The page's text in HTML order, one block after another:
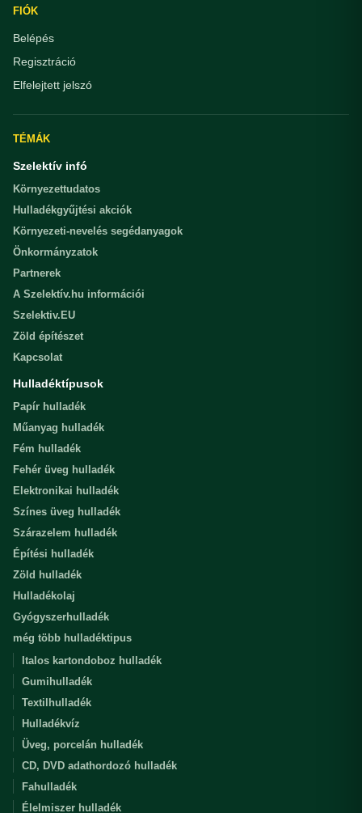
FIÓK
Belépés
Regisztráció
Elfelejtett jelszó
TÉMÁK
Szelektív infó
Környezettudatos
Hulladékgyűjtési akciók
Környezeti-nevelés segédanyagok
Önkormányzatok
Partnerek
A Szelektív.hu információi
Szelektiv.EU
Zöld építészet
Kapcsolat
Hulladéktípusok
Papír hulladék
Műanyag hulladék
Fém hulladék
Fehér üveg hulladék
Elektronikai hulladék
Színes üveg hulladék
Szárazelem hulladék
Építési hulladék
Zöld hulladék
Hulladékolaj
Gyógyszerhulladék
még több hulladéktipus
Italos kartondoboz hulladék
Gumihulladék
Textilhulladék
Hulladékvíz
Üveg, porcelán hulladék
CD, DVD adathordozó hulladék
Fahulladék
Élelmiszer hulladék